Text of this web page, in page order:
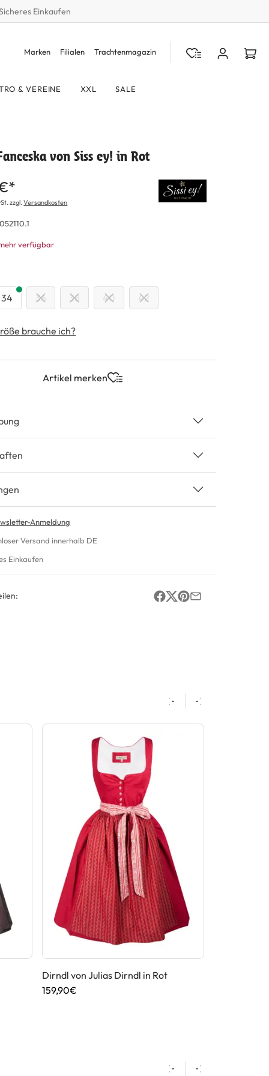
Einkaufen
Marken Filialen Trachtenmagazin
& VEREINE XXL SALE
von Siss ey! in Rot
zzgl.Versandkosten
052110.1
verfügbar
34 36 38 40 42
brauche ich?
Artikel merken
Anmeldung
Versand innerhalb DE
Einkaufen
Dirndl von Julias Dirndl in Rot
159,90€